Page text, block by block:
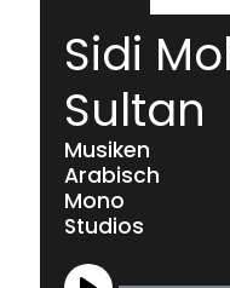
Sidi
Sultan
Musiken
Arabisch
Mono
Studios